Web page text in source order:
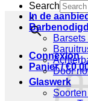
Search
×
Connexion
Panier /€
In de
Door
Glaswerk